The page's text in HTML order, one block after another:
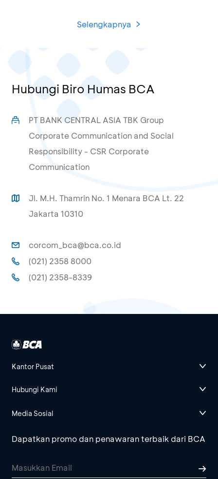
Selengkapnya
Hubungi Biro Humas BCA
PT BANK CENTRAL ASIA TBK Group
Corporate Communication and Social
Responsibility - CSR Corporate
Communication
Jl. M.H. Thamrin No. 1 Menara BCA Lt. 22
Jakarta 10310
corcom_bca@bca.co.id
(021) 2358 8000
(021) 2358-8339
Kantor Pusat
Hubungi Kami
Media Sosial
Dapatkan promo dan penawaran terbaik dari BCA